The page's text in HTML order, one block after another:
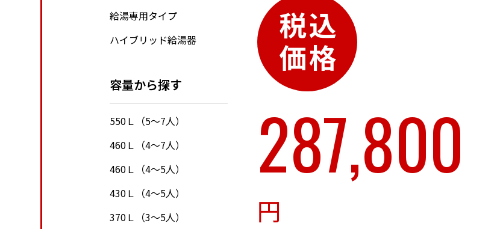
給湯専用タイプ
ハイブリッド給湯器
容量から探す
550Ｌ（5～7人）
460Ｌ（4～7人）
460Ｌ（4～5人）
430Ｌ（4～5人）
370Ｌ（3～5人）
287,800
円